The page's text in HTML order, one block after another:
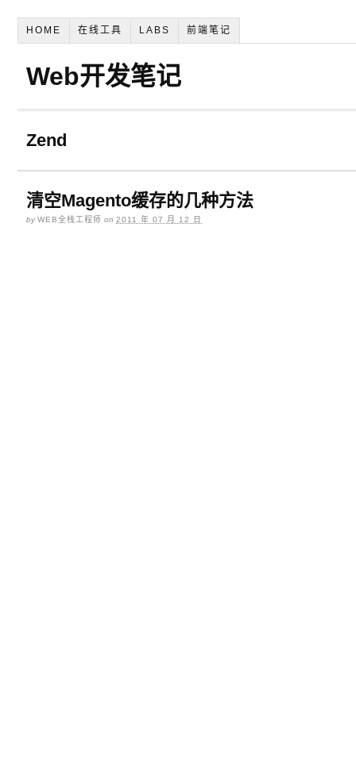
HOME 在线工具 LABS 前端笔记
Web开发笔记
Zend
清空Magento缓存的几种方法
byWEB全栈工程师 on 2011 年 07 月 12 日